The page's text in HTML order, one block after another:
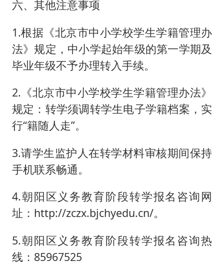
六、其他注意事项
1.根据《北京市中小学校学生学籍管理办
法》规定，中小学起始年级的第一学期及
毕业年级不予办理转入手续。
2.《北京市中小学校学生学籍管理办法》
规定：转学须调转学生电子学籍档案，实
行“籍随人走”。
3.请学生监护人在转学材料审核期间保持
手机联系畅通。
4.朝阳区义务教育阶段转学报名咨询网
址：http://zczx.bjchyedu.cn/。
5.朝阳区义务教育阶段转学报名咨询热
线：85967525